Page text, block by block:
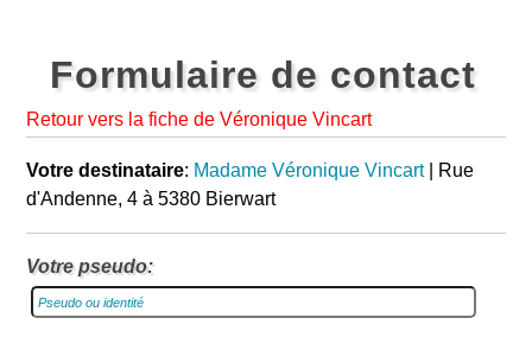
Formulaire de contact
Retour vers la fiche de Véronique Vincart
Votre destinataire: Madame Véronique Vincart| Rue
d'Andenne, 4 à 5380 Bierwart
Votre pseudo: